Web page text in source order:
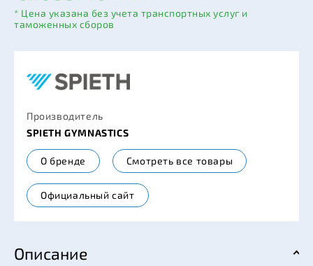
* Цена указана без учета транспортных услуг и
таможенных сборов
Производитель
SPIETH GYMNASTICS
О бренде Смотреть все товары
Официальный сайт
Описание